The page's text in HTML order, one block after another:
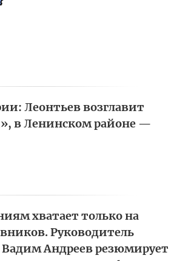
Леонтьев возглавит
в Ленинском районе —
хватает только на
Руководитель
Андреев резюмирует